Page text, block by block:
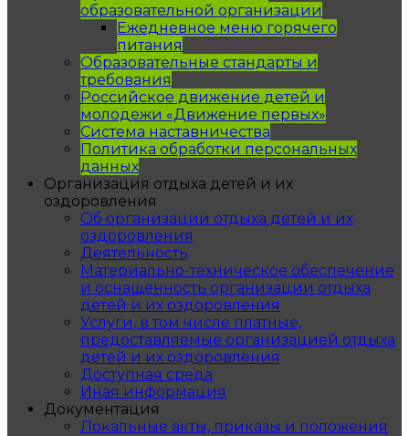
образовательной организации
Ежедневное меню горячего
питания
Образовательные стандарты и
требования
Российское движение детей и
молодежи «Движение первых»
Система наставничества
Политика обработки персональных
данных
Организация отдыха детей и их
оздоровления
Об организации отдыха детей и их
оздоровления
Деятельность
Материально-техническое обеспечение
и оснащенность организации отдыха
детей и их оздоровления
Услуги, в том числе платные,
предоставляемые организацией отдыха
детей и их оздоровления
Доступная среда
Иная информация
Документация
Локальные акты, приказы и положения